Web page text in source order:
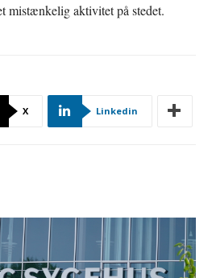
mistænkelig aktivitet på stedet.
X Linkedin